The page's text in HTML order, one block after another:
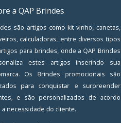
a QAP Brindes
são artigos como kit vinho, canetas,
calculadoras, entre diversos tipos
para brindes, onde a QAP Brindes
estes artigos inserindo sua
Os Brindes promocionais são
para conquistar e surpreender
e são personalizados de acordo
a necessidade do cliente.